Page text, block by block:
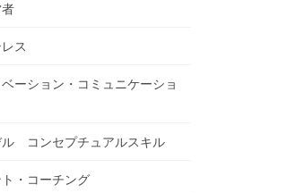
ス
ーション・コミュニケーショ
ル コンセプチュアルスキル
・コーチング